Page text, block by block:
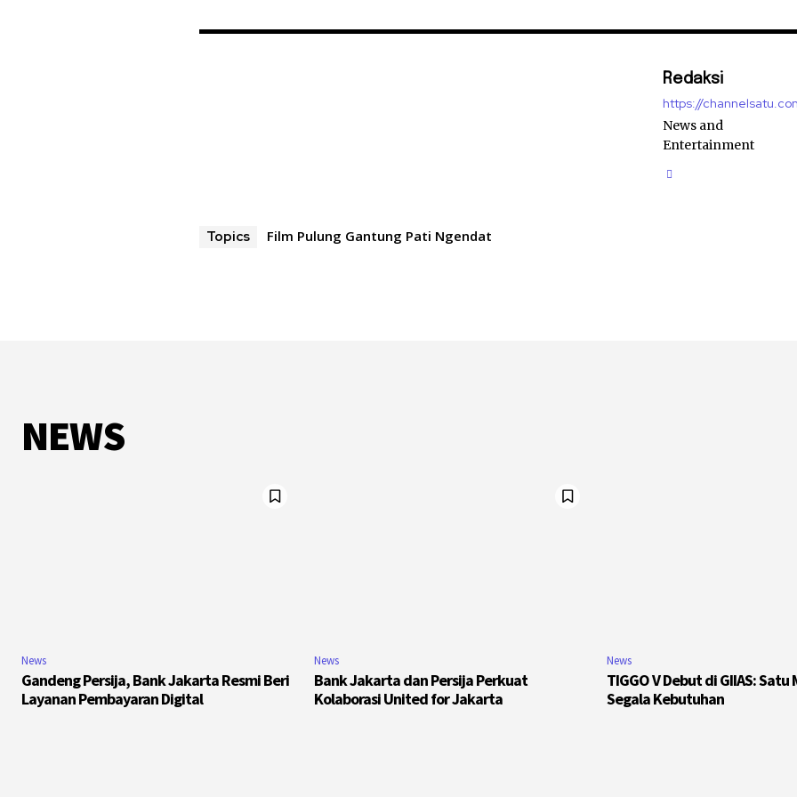
Redaksi
https://
News and
Entertainment
Topics Film Pulung Gantung Pati Ngendat
NEWS
News
Gandeng Persija, Bank Jakarta Resmi Beri
Layanan Pembayaran Digital
News
Bank Jakarta dan Persija Perkuat
Kolaborasi United for Jakarta
News
TIGGO V Debut di GIIAS:
Segala Kebutuhan